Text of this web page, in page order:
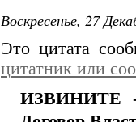
Воскресенье, 27
Это цитата
цитатник или
ИЗВИНИТЕ